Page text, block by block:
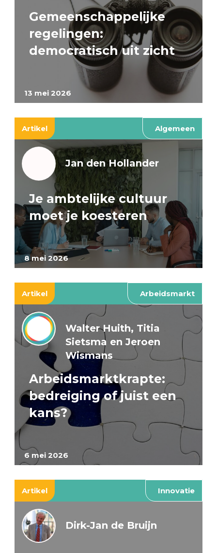
13 mei 2026
Gemeenschappelijke
regelingen:
democratisch uit zicht
Artikel Algemeen
8 mei 2026
Jan den Hollander
Je ambtelijke cultuur
moet je koesteren
Artikel Arbeidsmarkt
6 mei 2026
Walter Huith, Titia
Sietsma en Jeroen
Wismans
Arbeidsmarktkrapte:
bedreiging of juist een
kans?
Artikel Innovatie
Dirk-Jan de Bruijn